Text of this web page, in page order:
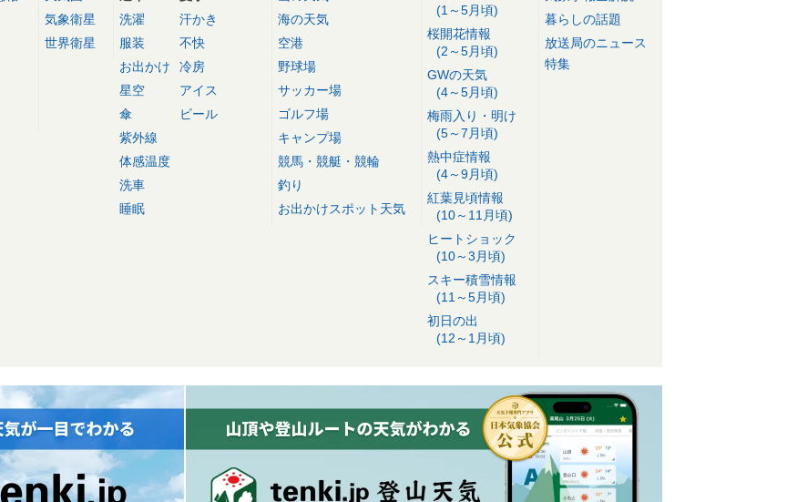
気象衛星
世界衛星
洗濯
服装
お出かけ
星空
傘
紫外線
体感温度
洗車
睡眠
汗かき
不快
冷房
アイス
ビール
海の天気
空港
野球場
サッカー場
ゴルフ場
キャンプ場
競馬・競艇・競輪
釣り
お出かけスポット天気
(1～5月頃)
桜開花情報
(2～5月頃)
GWの天気
(4～5月頃)
梅雨入り・明け
(5～7月頃)
熱中症情報
(4～9月頃)
紅葉見頃情報
(10～11月頃)
ヒートショック
(10～3月頃)
スキー積雪情報
(11～5月頃)
初日の出
(12～1月頃)
暮らしの話題
放送局のニュース
特集